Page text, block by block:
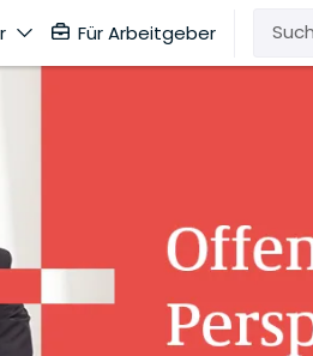
Für Arbeitgeber